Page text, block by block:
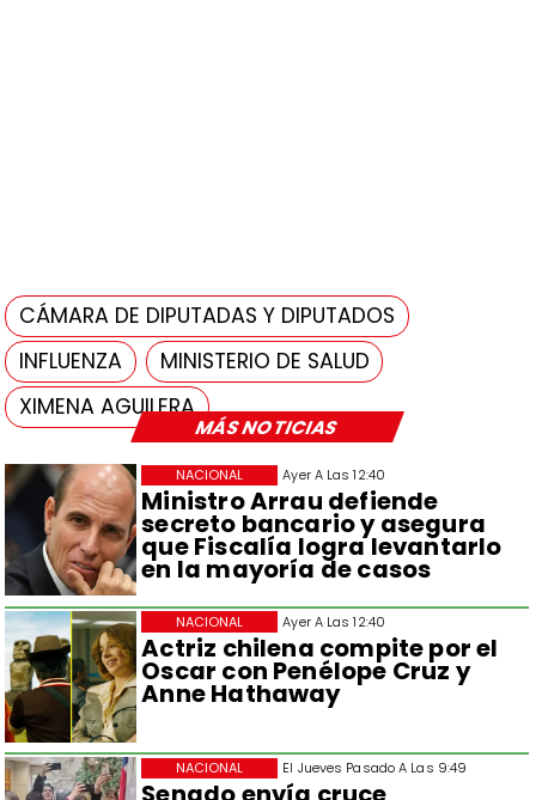
MÁS NOTICIAS
Ayer A Las 12:40
Ministro Arrau defiende
secreto bancario y asegura
que Fiscalía logra levantarlo
en la mayoría de casos
NACIONAL
Ayer A Las 12:40
Actriz chilena compite por el
Oscar con Penélope Cruz y
Anne Hathaway
NACIONAL
El Jueves Pasado A Las 9:49
NACIONAL
CÁMARA DE DIPUTADAS Y DIPUTADOS
INFLUENZA
MINISTERIO DE SALUD
XIMENA AGUILERA